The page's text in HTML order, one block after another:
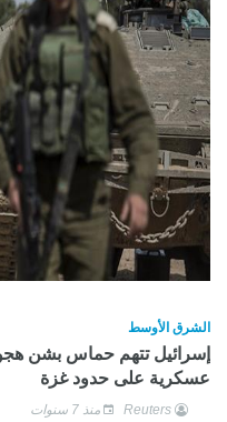
الشرق الأوسط
إسرائيل تتهم حماس بشن
عسكرية على حدود غزة
Reuters منذ 7 سنوات